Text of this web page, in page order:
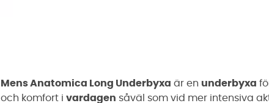
Mens Anatomica Long Underbyxa är en underbyxa
och komfort i vardagen såväl som vid mer intensiva